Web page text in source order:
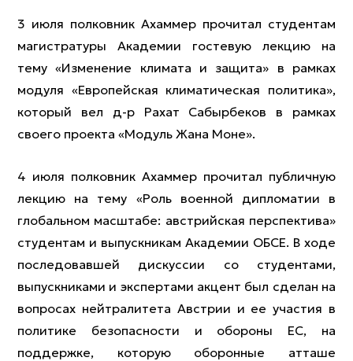
3 июля полковник Ахаммер прочитал студентам
магистратуры Академии гостевую лекцию на
тему «Изменение климата и защита» в рамках
модуля «Европейская климатическая политика»,
который вел д-р Рахат Сабырбеков в рамках
своего проекта «Модуль Жана Моне».
4 июля полковник Ахаммер прочитал публичную
лекцию на тему «Роль военной дипломатии в
глобальном масштабе: австрийская перспектива»
студентам и выпускникам Академии ОБСЕ. В ходе
последовавшей дискуссии со студентами,
выпускниками и экспертами акцент был сделан на
вопросах нейтралитета Австрии и ее участия в
политике безопасности и обороны ЕС, на
поддержке, которую оборонные атташе